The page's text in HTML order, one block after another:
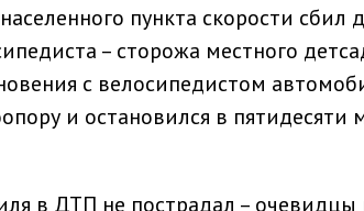
пункта скорости сбил
– сторожа местного
с велосипедистом
и остановился в пятидесяти
в ДТП не пострадал – очевидцы